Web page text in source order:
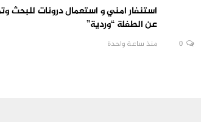
0
استنفار امني و استعمال درونات للبحث
عن الطفلة “وردية”
منذ ساعة واحدة